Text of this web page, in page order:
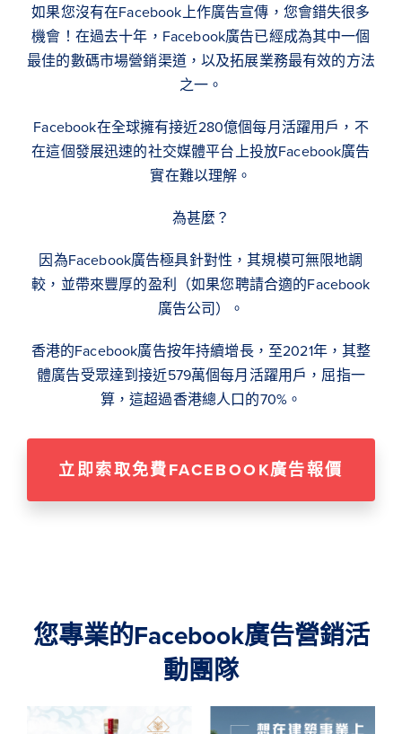
如果您沒有在Facebook上作廣告宣傳，您會錯失很多
機會！在過去十年，Facebook廣告已經成為其中一個
最佳的數碼市場營銷渠道，以及拓展業務最有效的方法
之一。
Facebook在全球擁有接近280億個每月活躍用戶，不
在這個發展迅速的社交媒體平台上投放Facebook廣告
實在難以理解。
為甚麼？
因為Facebook廣告極具針對性，其規模可無限地調
較，並帶來豐厚的盈利（如果您聘請合適的Facebook
廣告公司）。
香港的Facebook廣告按年持續增長，至2021年，其整
體廣告受眾達到接近579萬個每月活躍用戶，屈指一
算，這超過香港總人口的70%。
立即索取免費FACEBOOK廣告報價
您專業的Facebook廣告營銷活
動團隊